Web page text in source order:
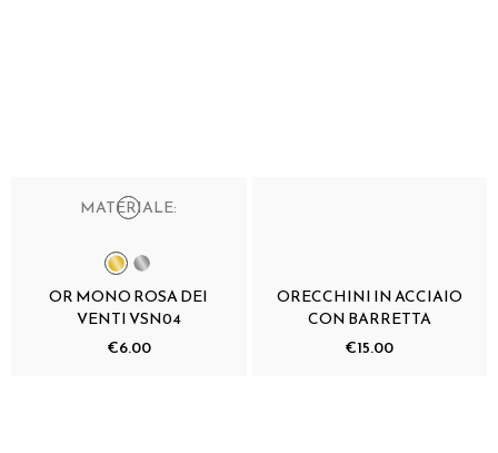
MATERIALE:
OR MONO ROSA DEI
VENTI VSN04
€6.00
ORECCHINI IN ACCIAIO
CON BARRETTA
€15.00